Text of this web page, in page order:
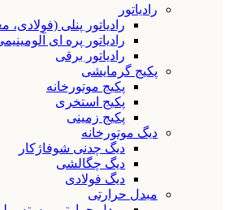
رادیاتور
رادیاتور پنلی (فولادی،
رادیاتور پره ای
رادیاتور برقی
پکیج گرمایشی
پکیج موتورخانه
پکیج استخری
پکیج زمینی
دیگ موتورخانه
دیگ چدنی شوفاژکار
دیگ چگالشی
دیگ فولادی
مبدل حرارتی